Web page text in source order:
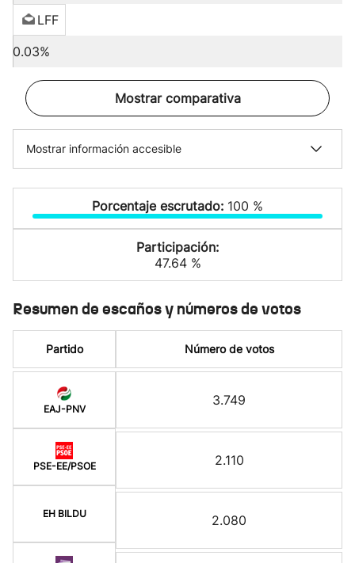
LFF
0.03%
Mostrar comparativa
Mostrar información accesible
Porcentaje escrutado: 100 %
Participación:
47.64 %
Resumen de escaños y números de votos
Partido
EAJ-PNV
PSE-EE/PSOE
EH BILDU
Número de votos
3.749
2.110
2.080